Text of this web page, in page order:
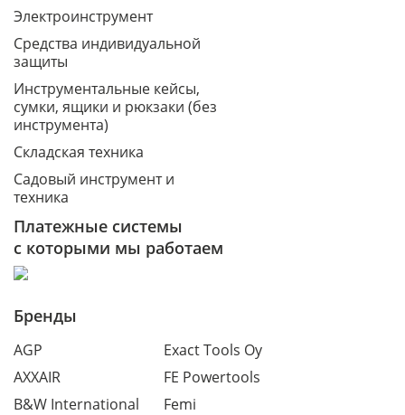
Электроинструмент
Средства индивидуальной
защиты
Инструментальные кейсы,
сумки, ящики и рюкзаки (без
инструмента)
Складская техника
Садовый инструмент и
техника
Платежные системы
с которыми мы работаем
Бренды
AGP
AXXAIR
B&W International
Exact Tools Oy
FE Powertools
Femi